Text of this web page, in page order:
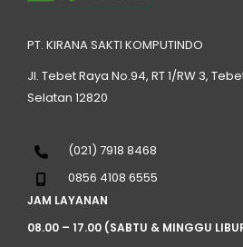
PT. KIRANA SAKTI KOMPUTINDO
Jl. Tebet Raya No.94, RT 1/RW 3,
Selatan 12820
(021) 7918 8468
0856 4108 6555
JAM LAYANAN
08.00 – 17.00 (SABTU & MINGGU